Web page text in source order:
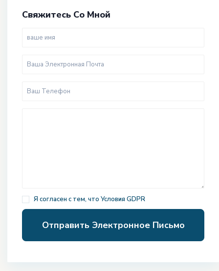
Свяжитесь Со Мной
Я согласен с тем, что Условия GDPR